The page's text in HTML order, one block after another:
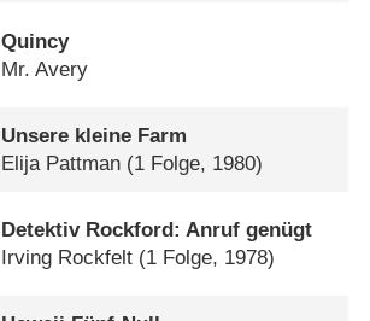
Quincy
Mr. Avery
Unsere kleine Farm
Elija Pattman (1 Folge, 1980)
Detektiv Rockford: Anruf genügt
Irving Rockfelt (1 Folge, 1978)